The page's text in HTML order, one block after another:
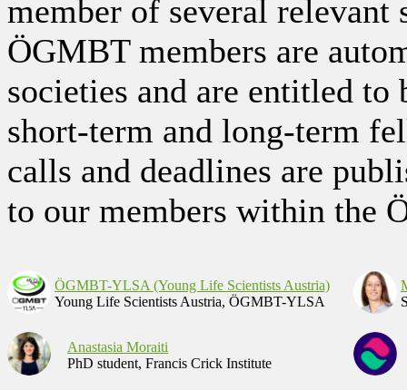
member of several
ÖGMBT members are
societies and are entitled to
short-term and long-term
calls and deadlines are
to our members within the
ÖGMBT-YLSA (Young Life Scientists Austria)
Young Life Scientists Austria, ÖGMBT-YLSA
Anastasia Moraiti
PhD student, Francis Crick Institute